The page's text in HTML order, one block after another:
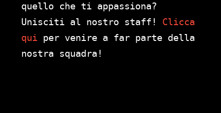
quello che ti appassiona?
Unisciti al nostro staff! Clicca
qui per venire a far parte della
nostra squadra!